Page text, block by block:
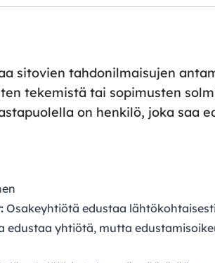
sitovien tahdonilmaisujen
tekemistä tai sopimusten
on henkilö, joka saa
Osakeyhtiötä edustaa
edustaa yhtiötä, mutta